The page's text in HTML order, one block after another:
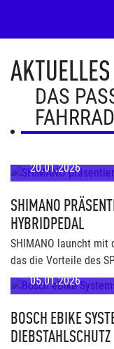
AKTUELLES
DAS
20.01.2026
SHIMANO
HYBRIDPEDAL
SHIMANO launcht mit
das die Vorteile des
05.01.2026
BOSCH EBIKE
DIEBSTAHLSCHUTZ